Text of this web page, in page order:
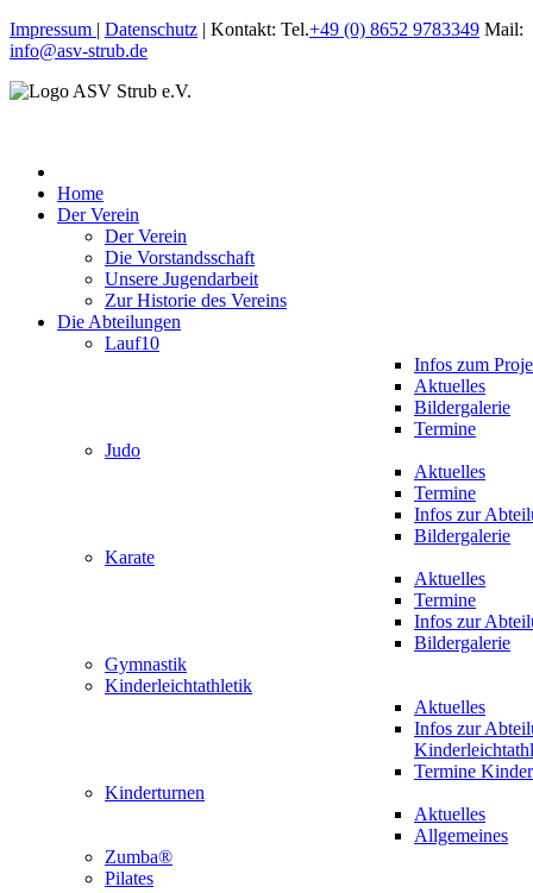
Impressum | Datenschutz | Kontakt: Tel.+49 (0) 8652 9783349 Mail:
info@asv-strub.de
Home
Der Verein
Der Verein
Die Vorstandsschaft
Unsere Jugendarbeit
Zur Historie des Vereins
Die Abteilungen
Lauf10
Infos zum
Aktuelles
Bildergalerie
Termine
Judo
Aktuelles
Termine
Infos zur
Bildergalerie
Karate
Aktuelles
Termine
Infos zur
Bildergalerie
Gymnastik
Kinderleichtathletik
Aktuelles
Infos zur
Termine
Kinderturnen
Aktuelles
Allgemeines
Zumba®
Pilates